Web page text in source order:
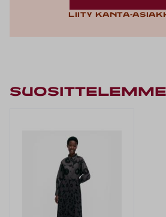
Liity kanta-